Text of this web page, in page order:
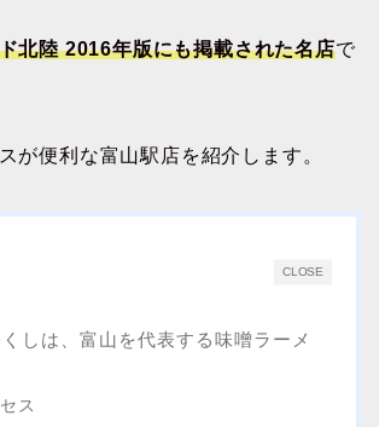
北陸 2016年版にも掲載された名店で
が便利な富山駅店を紹介します。
CLOSE
しは、富山を代表する味噌ラーメ
ス